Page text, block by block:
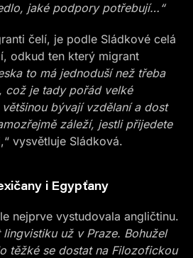
jaké podpory potřebují…“
čelí, je podle Sládkové celá
odkud ten který migrant
to má jednoduší než třeba
což je tady pořád velké
bývají vzdělaní a dost
záleží, jestli přijedete
vysvětluje Sládková.
i Egypťany
nejprve vystudovala angličtinu.
lingvistiku už v Praze. Bohužel
těžké se dostat na Filozofickou